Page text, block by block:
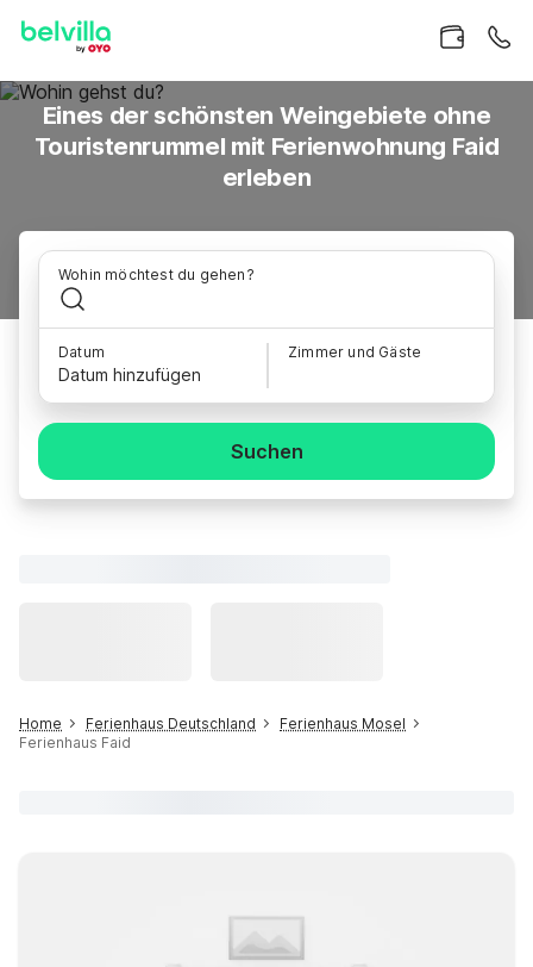
Eines der schönsten Weingebiete ohne
Touristenrummel mit Ferienwohnung Faid
erleben
Wohin möchtest du gehen?
Datum
Datum hinzufügen
Zimmer und Gäste
Suchen
Home Ferienhaus Deutschland
Ferienhaus Mosel
Ferienhaus Faid